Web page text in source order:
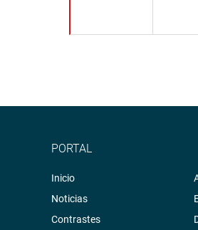
PORTAL
Inicio
Noticias
Contrastes